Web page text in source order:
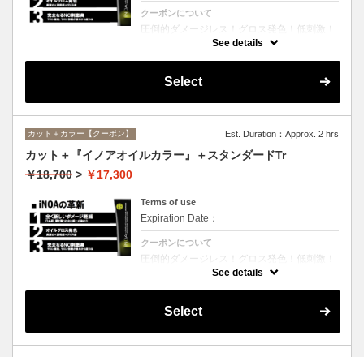
クーポンについて
圧倒的ダメージレス！グロス発色！低刺激！
匂いも残らない！全く新しい処方のイノアオ
イルカラーのセットメニュー☆シャンプー、
ブロー込み。※リタッチカラーの場合は
See details
Select
カット＋カラー【クーポン】 Est. Duration：Approx. 2 hrs
カット＋『イノアオイルカラー』＋スタンダードTr
￥18,700 > ￥17,300
Terms of use
Expiration Date：
クーポンについて
圧倒的ダメージレス！グロス発色！低刺激！
匂いも残らない！全く新しい処方のイノアオ
イルカラーのセットメニュー☆シャンプー、
ブロー込み。※リタッチカラーの場合は
See details
Select